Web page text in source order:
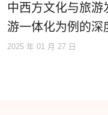
中西方文化与旅
游一体化为例的深
2025 年 01 月 27 日